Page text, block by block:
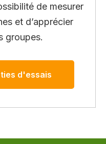
de mesurer
et d’apprécier
groupes.
d'essais